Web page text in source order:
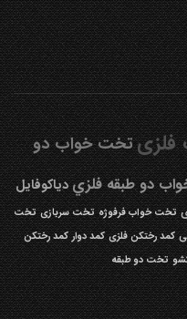
تخت خواب دو
دو طبقه فلزيدیاکوفایل
تخت خواب فرفوژه تخت سربازی تخت
کمد رختکن فلزی کمد دوار کمد رختکن
تخت دو طبقه